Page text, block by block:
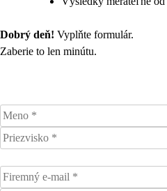
Dobrý deň! Vyplňte formulár.
Zaberie to len minútu.